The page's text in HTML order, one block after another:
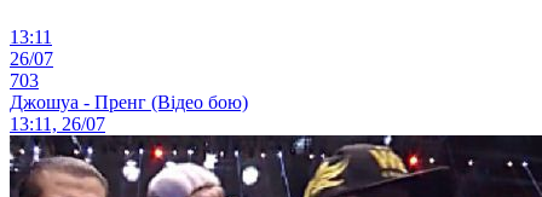
13:11
26/07
703
Джошуа - Пренг (Відео бою)
13:11, 26/07